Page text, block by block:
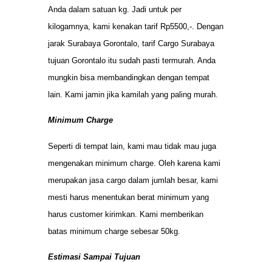
Anda dalam satuan kg. Jadi untuk per
kilogamnya, kami kenakan tarif Rp5500,-. Dengan
jarak Surabaya Gorontalo, tarif Cargo Surabaya
tujuan Gorontalo itu sudah pasti termurah. Anda
mungkin bisa membandingkan dengan tempat
lain. Kami jamin jika kamilah yang paling murah.
Minimum Charge
Seperti di tempat lain, kami mau tidak mau juga
mengenakan minimum charge. Oleh karena kami
merupakan jasa cargo dalam jumlah besar, kami
mesti harus menentukan berat minimum yang
harus customer kirimkan. Kami memberikan
batas minimum charge sebesar 50kg.
Estimasi Sampai Tujuan